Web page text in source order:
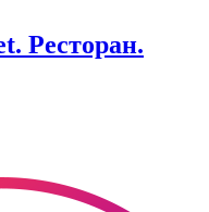
Ресторан.